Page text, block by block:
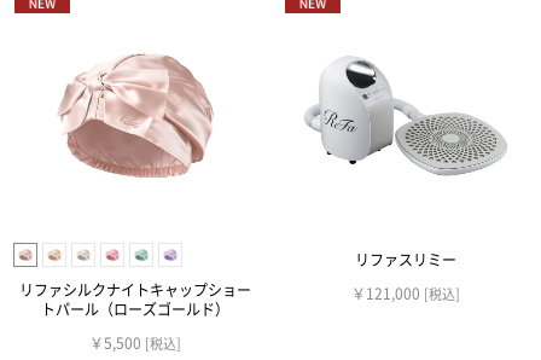
リファシルクナイトキャップショー
トパール（ローズゴールド）
￥5,500 [税込]
リファスリミー
￥121,000 [税込]